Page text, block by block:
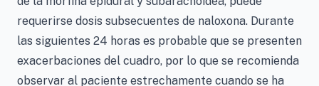
requerirse dosis subsecuentes de naloxona. Durante
las siguientes 24 horas es probable que se presenten
exacerbaciones del cuadro, por lo que se recomienda
observar al paciente estrechamente cuando se ha